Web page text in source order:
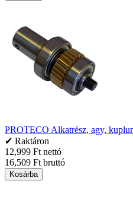
PROTECO Alkatrész, agy,
✔ Raktáron
12,999 Ft nettó
16,509 Ft bruttó
Kosárba